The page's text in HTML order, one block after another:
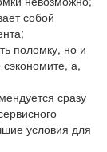
собой
поломку, но и
а,
сразу
условия для